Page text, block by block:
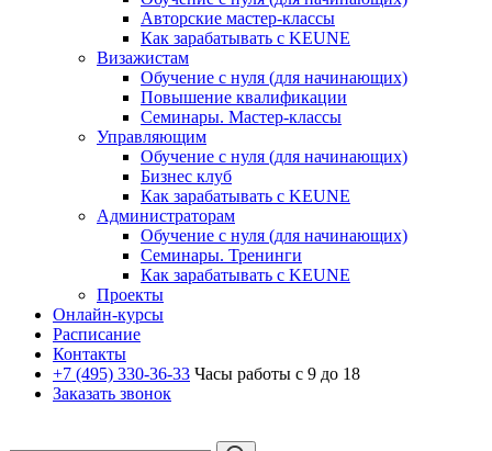
Авторские мастер-классы
Как зарабатывать с KEUNE
Визажистам
Обучение с нуля (для начинающих)
Повышение квалификации
Семинары. Мастер-классы
Управляющим
Обучение с нуля (для начинающих)
Бизнес клуб
Как зарабатывать с KEUNE
Администраторам
Обучение с нуля (для начинающих)
Семинары. Тренинги
Как зарабатывать с KEUNE
Проекты
Онлайн-курсы
Расписание
Контакты
+7 (495) 330-36-33 Часы работы с 9 до 18
Заказать звонок